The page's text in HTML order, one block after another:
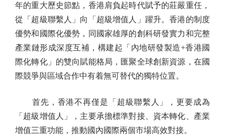
年的重大歷史節點，香港肩負起時代賦予的莊嚴重任，
從「超級聯繫人」向「超級增值人」躍升。香港的制度
優勢和國際化優勢，同國家雄厚的創科研發實力和完整
產業鏈形成深度互補，構建起「內地研發製造+香港國
際化轉化」的雙向賦能格局，匯聚全球創新資源，在國
際競爭與區域合作中有着無可替代的獨特位置。
首先，香港不再僅是「超級聯繫人」，更要成為
「超級增值人」，主要承擔標準對接、資本轉化、產業
增值三重功能，推動國內國際兩個市場高效對接。